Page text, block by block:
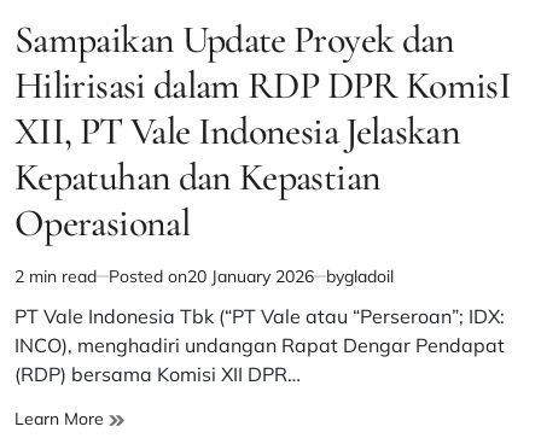
IN
Sampaikan Update Proyek dan
Hilirisasi dalam RDP DPR KomisI
XII, PT Vale Indonesia Jelaskan
Kepatuhan dan Kepastian
Operasional
Estimated
read
time
2 min read Posted on20 January 2026 bygladoil
PT Vale Indonesia Tbk (“PT Vale atau “Perseroan”; IDX:
INCO), menghadiri undangan Rapat Dengar Pendapat
(RDP) bersama Komisi XII DPR…
Learn More Sampaikan